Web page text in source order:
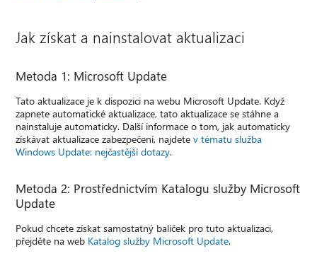
Jak získat a nainstalovat aktualizaci
Metoda 1: Microsoft Update
Tato aktualizace je k dispozici na webu Microsoft Update. Když
zapnete automatické aktualizace, tato aktualizace se stáhne a
nainstaluje automaticky. Další informace o tom, jak automaticky
získávat aktualizace zabezpečení, najdetev tématu služba
Windows Update: nejčastější dotazy.
Metoda 2: Prostřednictvím Katalogu služby Microsoft
Update
Pokud chcete získat samostatný balíček pro tuto aktualizaci,
přejděte na web Katalog služby Microsoft Update.